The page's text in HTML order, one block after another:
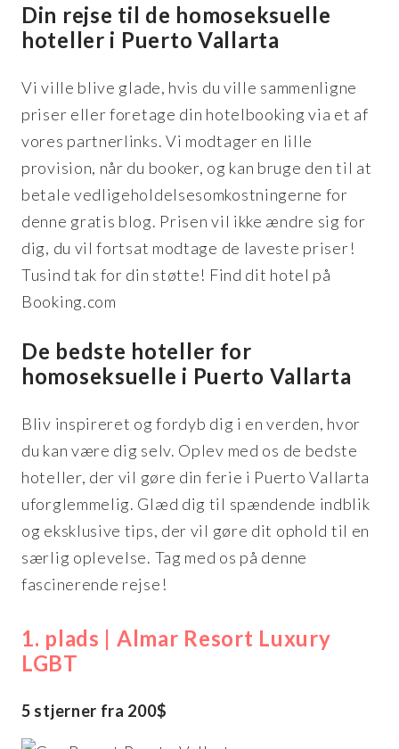
Din rejse til de homoseksuelle
hoteller i Puerto Vallarta
Vi ville blive glade, hvis du ville sammenligne
priser eller foretage din hotelbooking via et af
vores partnerlinks. Vi modtager en lille
provision, når du booker, og kan bruge den til at
betale vedligeholdelsesomkostningerne for
denne gratis blog. Prisen vil ikke ændre sig for
dig, du vil fortsat modtage de laveste priser!
Tusind tak for din støtte! Find dit hotel på
Booking.com
De bedste hoteller for
homoseksuelle i Puerto Vallarta
Bliv inspireret og fordyb dig i en verden, hvor
du kan være dig selv. Oplev med os de bedste
hoteller, der vil gøre din ferie i Puerto Vallarta
uforglemmelig. Glæd dig til spændende indblik
og eksklusive tips, der vil gøre dit ophold til en
særlig oplevelse. Tag med os på denne
fascinerende rejse!
1. plads | Almar Resort Luxury
LGBT
5 stjerner fra 200$